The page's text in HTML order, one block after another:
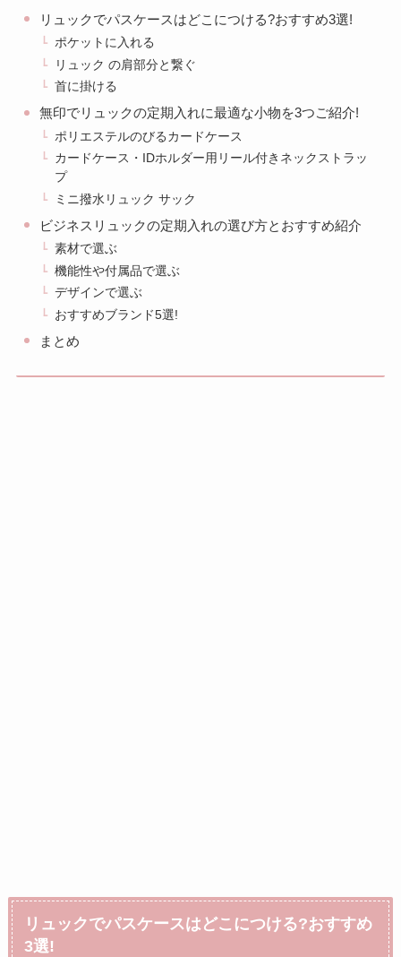
リュックでパスケースはどこにつける?おすすめ3選!
ポケットに入れる
リュック の肩部分と繋ぐ
首に掛ける
無印でリュックの定期入れに最適な小物を3つご紹介!
ポリエステルのびるカードケース
カードケース・IDホルダー用リール付きネックストラッ
プ
ミニ撥水リュック サック
ビジネスリュックの定期入れの選び方とおすすめ紹介
素材で選ぶ
機能性や付属品で選ぶ
デザインで選ぶ
おすすめブランド5選!
まとめ
リュックでパスケースはどこにつける?おすすめ
3選!